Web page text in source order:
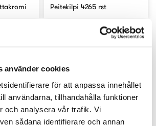
använder cookies
för att anpassa innehållet
användarna, tillhandahålla funktioner
och analysera vår trafik. Vi
sådana identifierare och annan
Peitekilpi 4265 rst